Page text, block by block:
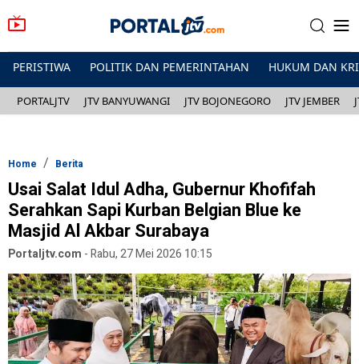
PERISTIWA POLITIK DAN PEMERINTAHAN HUKUM DAN
PORTALJTV JTV BANYUWANGI JTV BOJONEGORO JTV JEMBER
Home Berita
Usai Salat Idul Adha, Gubernur Khofifah
Serahkan Sapi Kurban Belgian Blue ke
Masjid Al Akbar Surabaya
Portaljtv.com -Rabu, 27 Mei 2026 10:15